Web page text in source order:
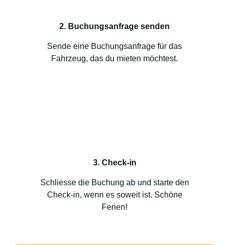
2. Buchungsanfrage senden
Sende eine Buchungsanfrage für das
Fahrzeug, das du mieten möchtest.
3. Check-in
Schliesse die Buchung ab und starte den
Check-in, wenn es soweit ist. Schöne
Ferien!